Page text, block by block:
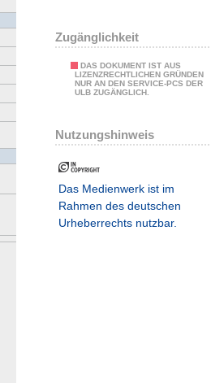
Zugänglichkeit
DAS DOKUMENT IST AUS
LIZENZRECHTLICHEN GRÜNDEN
NUR AN DEN SERVICE-PCS DER
ULB ZUGÄNGLICH.
Nutzungshinweis
Das Medienwerk ist im
Rahmen des deutschen
Urheberrechts nutzbar.